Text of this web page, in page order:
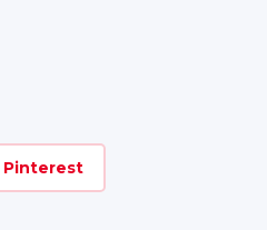
Pinterest